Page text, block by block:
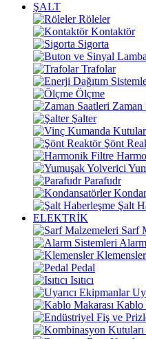
ŞALT
Röleler
Kontaktör
Sigorta
Trafolar
Ölçme
Zaman
Şalter
Şönt
Parafudr
Şalt
ELEKTRİK
Sarf
Klemensler
Pedal
Isıtıcı
Kablo